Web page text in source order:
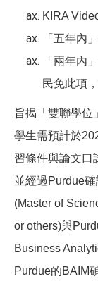
KIRA
「五年內
「兩年內
民免此項
旨揭「雙聯學位
學生需預計於
習條件與論文口
並經過Purdue
(Master of
or others)與
Business
Purdue的BAIM